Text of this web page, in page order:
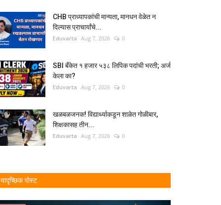
CHB प्राध्यापकांची मान्यता, मानधन वेळेत न
दिल्यास प्राचार्यांचे...
Eduvarta Aug 7, 2026 0
SBI बँकेत १ हजार ५३८ लिपिक पदांची भरती; अर्ज
केला का?
Eduvarta Aug 7, 2026 0
खळबळजनक! विद्यार्थ्याकडून शाळेत गोळीबार,
शिक्षकासह तीन...
Eduvarta Aug 7, 2026 0
यादृच्छिक पोस्ट